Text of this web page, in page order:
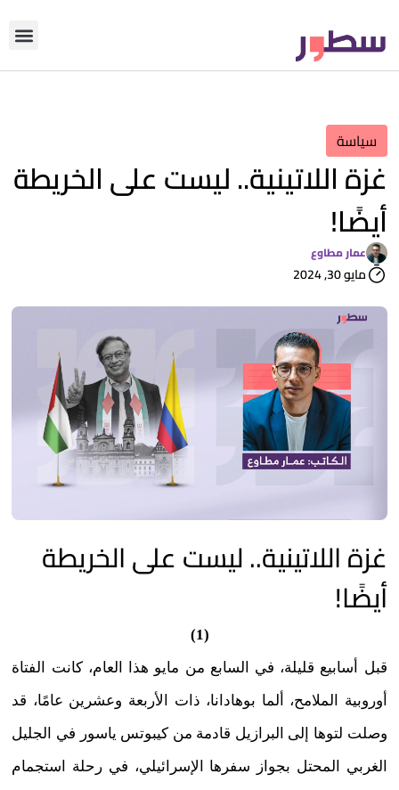
سياسة
غزة اللاتينية.. ليست على الخريطة
أيضًا!
عمار مطاوع
مايو 30, 2024
غزة اللاتينية.. ليست على الخريطة
أيضًا!
(1)
قبل أسابيع قليلة، في السابع من مايو هذا العام، كانت الفتاة
أوروبية الملامح، ألما بوهادانا، ذات الأربعة وعشرين عامًا، قد
وصلت لتوها إلى البرازيل قادمة من كيبوتس ياسور في الجليل
الغربي المحتل بجواز سفرها الإسرائيلي، في رحلة استجمام